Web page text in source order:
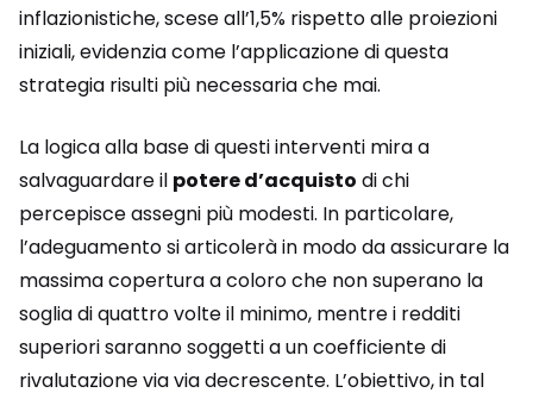
inflazionistiche, scese all’1,5% rispetto alle proiezioni
iniziali, evidenzia come l’applicazione di questa
strategia risulti più necessaria che mai.
La logica alla base di questi interventi mira a
salvaguardare il potere d’acquisto di chi
percepisce assegni più modesti. In particolare,
l’adeguamento si articolerà in modo da assicurare la
massima copertura a coloro che non superano la
soglia di quattro volte il minimo, mentre i redditi
superiori saranno soggetti a un coefficiente di
rivalutazione via via decrescente. L’obiettivo, in tal